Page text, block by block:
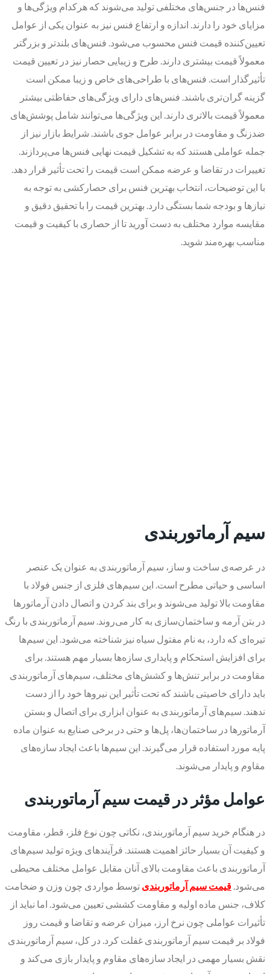
فنس‌ها در جنس‌های مختلفی تولید می‌شوند که هرکدام ویژگی‌ها و
مزایای خود را دارند. اندازه و ارتفاع فنس نیز به عنوان یکی از عوامل
تعیین‌کننده قیمت فنس محسوب می‌شود. فنس‌های بلندتر و بزرگتر
معمولاً قیمت بیشتری دارند. طرح و زیبایی حصار نیز در تعیین قیمت
تأثیرگذار است. فنس‌های با طراحی‌های خاص و زیبا ممکن است
گزینه گران‌تری باشند. فنس‌های دارای ویژگی‌های حفاظتی بیشتر
معمولاً قیمت بالاتری دارند. این ویژگی‌ها می‌توانند شامل پوشش‌های
ضدزنگ و مقاومت در برابر عوامل جوی باشند. شرایط بازار نیز از
جمله عواملی هستند که به تشکیل قیمت نهایی فنس‌ها می‌پردازند.
تغییرات در تقاضا و عرضه ممکن است قیمت را تحت تأثیر قرار دهد.
با این توضیحات، انتخاب بهترین فنس برای حصارکشی به توجه به
نیازها و بودجه شما بستگی دارد. بهترین قیمت را با تحقیق دقیق و
مقایسه موارد مختلف به دست آورید تا از حصاری با کیفیت و قیمت
مناسب بهره‌مند شوید.
سیم آرماتوربندی
در عرصه‌ی ساخت و ساز، سیم آرماتوربندی به عنوان یک عنصر
اساسی و حیاتی مطرح است. این سیم‌های فلزی از جنس فولاد با
مقاومت بالا تولید می‌شوند و برای بند کردن و اتصال دادن آرماتورها
در بتن آرمه و ساختمان‌سازی به کار می‌روند. سیم آرماتوربندی با رنگ
تیره‌ای که دارد، به نام مفتول سیاه نیز شناخته می‌شود. این سیم‌ها
برای افزایش استحکام و پایداری سازه‌ها بسیار مهم هستند. برای
مقاومت در برابر تنش‌ها و کشش‌های مختلف، سیم‌های آرماتوربندی
باید دارای خاصیتی باشند که تحت تأثیر این نیروها خود را از دست
ندهند. سیم‌های آرماتوربندی به عنوان ابزاری برای اتصال و بستن
آرماتورها در ساختمان‌ها، پل‌ها و حتی در برخی صنایع به عنوان ماده
پایه مورد استفاده قرار می‌گیرند. این سیم‌ها باعث ایجاد سازه‌های
مقاوم و پایدار می‌شوند.
عوامل مؤثر در قیمت سیم آرماتوربندی
در هنگام خرید سیم آرماتوربندی، نکاتی چون نوع فلز، قطر، مقاومت
و کیفیت آن بسیار حائز اهمیت هستند. فرآیندهای ویژه تولید سیم‌های
آرماتوربندی باعث مقاومت بالای آنان مقابل عوامل مختلف محیطی
می‌شود. قیمت سیم آرماتوربندی توسط مواردی چون وزن و ضخامت
کلاف، جنس ماده اولیه و مقاومت کششی تعیین می‌شود. اما نباید از
تأثیرات عواملی چون نرخ ارز، میزان عرضه و تقاضا و قیمت روز
فولاد بر قیمت سیم آرماتوربندی غفلت کرد. در کل، سیم آرماتوربندی
نقش بسیار مهمی در ایجاد سازه‌های مقاوم و پایدار بازی می‌کند و